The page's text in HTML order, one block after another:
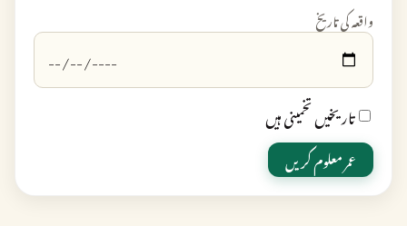
واقعہ کی تاریخ
تاریخیں تخمینی ہیں
عمر معلوم کریں